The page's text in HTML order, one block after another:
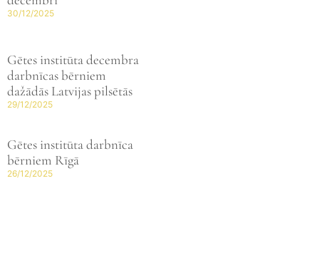
30/12/2025
Gētes institūta decembra
darbnīcas bērniem
dažādās Latvijas pilsētās
29/12/2025
Gētes institūta darbnīca
bērniem Rīgā
26/12/2025